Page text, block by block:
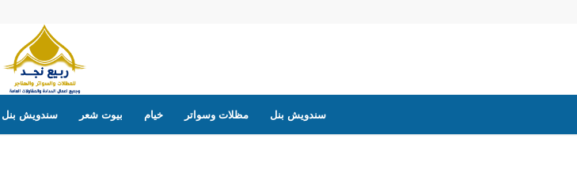
سندويش بنل بيوت شعر خيام مظلات وسواتر سندويش بنل